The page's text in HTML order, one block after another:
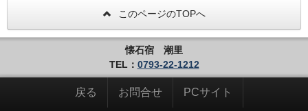
このページのTOPへ
懐石宿 潮里
TEL： 0793-22-1212
戻る お問合せ PCサイト